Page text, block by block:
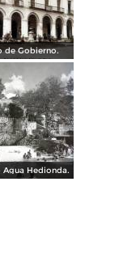
de Gobierno.
Agua Hedionda.